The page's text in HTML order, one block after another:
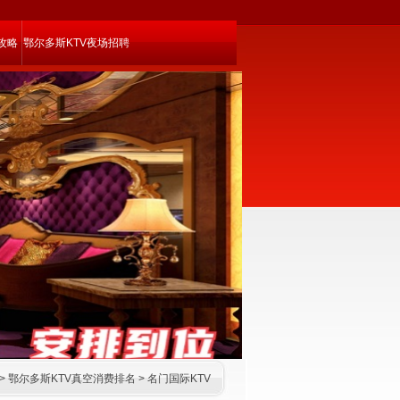
略 鄂尔多斯KTV夜场招聘
> 鄂尔多斯KTV真空消费排名 > 名门国际KTV